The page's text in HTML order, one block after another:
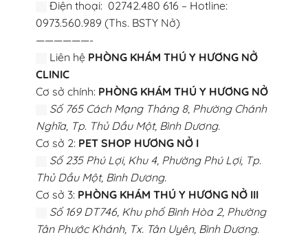
Điện thoại: 02742.480 616 – Hotline:
0973.560.989 (Ths. BSTY Nở)
——————-
Liên hệ PHÒNG KHÁM THÚ Y HƯƠNG NỞ
CLINIC
Cơ sở chính: PHÒNG KHÁM THÚ Y HƯƠNG NỞ
Số 765 Cách Mạng Tháng 8, Phường Chánh
Nghĩa, Tp. Thủ Dầu Một, Bình Dương.
Cơ sở 2: PET SHOP HƯƠNG NỞ I
Số 235 Phú Lợi, Khu 4, Phường Phú Lợi, Tp.
Thủ Dầu Một, Bình Dương.
Cơ sở 3: PHÒNG KHÁM THÚ Y HƯƠNG NỞ III
Số 169 DT746, Khu phố Bình Hòa 2, Phường
Tân Phước Khánh, Tx. Tân Uyên, Bình Dương.